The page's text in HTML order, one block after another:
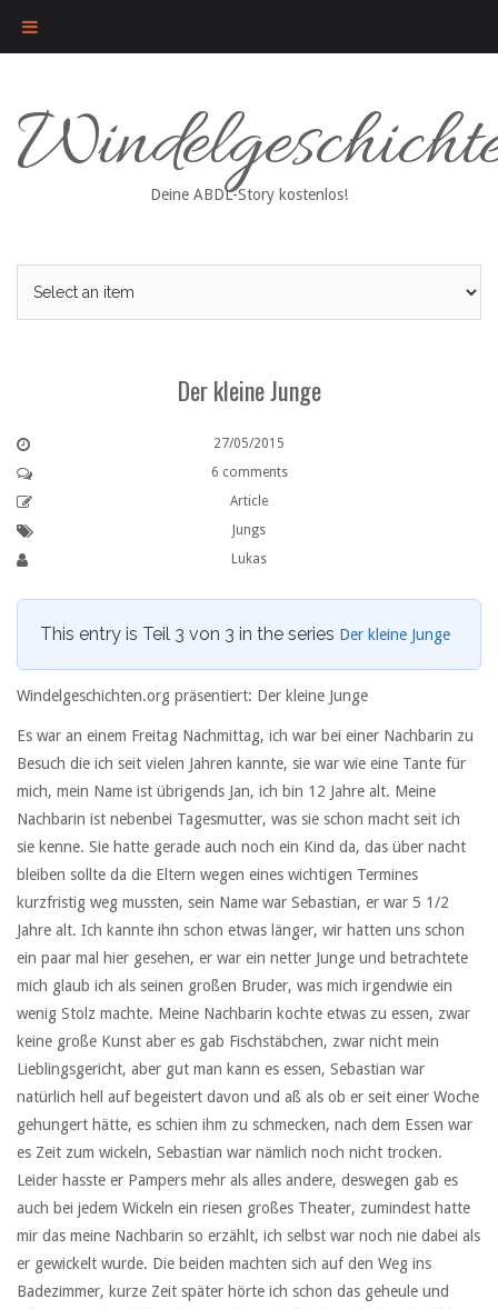
content
Deine ABDL-Story kostenlos!
Der kleine Junge
27/05/2015
6 comments
Article
Jungs
Lukas
This entry is Teil 3 von 3 in the series Der kleine Junge
Windelgeschichten.org präsentiert: Der kleine Junge
Es war an einem Freitag Nachmittag, ich war bei einer Nachbarin zu
Besuch die ich seit vielen Jahren kannte, sie war wie eine Tante für
mich, mein Name ist übrigends Jan, ich bin 12 Jahre alt. Meine
Nachbarin ist nebenbei Tagesmutter, was sie schon macht seit ich
sie kenne. Sie hatte gerade auch noch ein Kind da, das über nacht
bleiben sollte da die Eltern wegen eines wichtigen Termines
kurzfristig weg mussten, sein Name war Sebastian, er war 5 1/2
Jahre alt. Ich kannte ihn schon etwas länger, wir hatten uns schon
ein paar mal hier gesehen, er war ein netter Junge und betrachtete
mich glaub ich als seinen großen Bruder, was mich irgendwie ein
wenig Stolz machte. Meine Nachbarin kochte etwas zu essen, zwar
keine große Kunst aber es gab Fischstäbchen, zwar nicht mein
Lieblingsgericht, aber gut man kann es essen, Sebastian war
natürlich hell auf begeistert davon und aß als ob er seit einer Woche
gehungert hätte, es schien ihm zu schmecken, nach dem Essen war
es Zeit zum wickeln, Sebastian war nämlich noch nicht trocken.
Leider hasste er Pampers mehr als alles andere, deswegen gab es
auch bei jedem Wickeln ein riesen großes Theater, zumindest hatte
mir das meine Nachbarin so erzählt, ich selbst war noch nie dabei als
er gewickelt wurde. Die beiden machten sich auf den Weg ins
Badezimmer, kurze Zeit später hörte ich schon das geheule und